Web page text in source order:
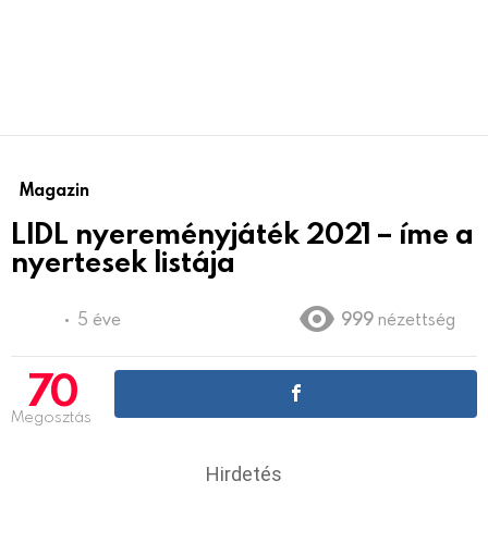
Magazin
LIDL nyereményjáték 2021 – íme a
nyertesek listája
5 éve 999 nézettség
70
Megosztás
Hirdetés